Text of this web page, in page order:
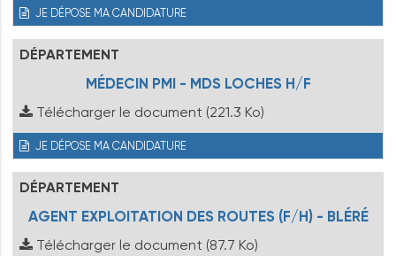
JE DÉPOSE MA CANDIDATURE
DÉPARTEMENT
MÉDECIN PMI - MDS LOCHES H/F
Télécharger le document (221.3 Ko)
JE DÉPOSE MA CANDIDATURE
DÉPARTEMENT
AGENT EXPLOITATION DES ROUTES (F/H) - BLÉRÉ
Télécharger le document (87.7 Ko)